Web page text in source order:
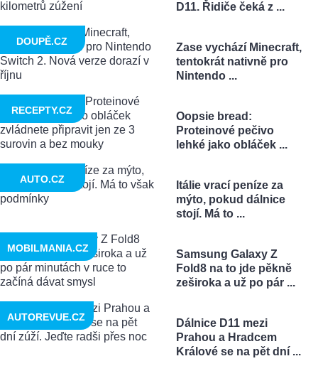
D11. Řidiče čeká z ...
Zase vychází Minecraft,
tentokrát nativně pro
Nintendo ...
DOUPĚ.CZ
Oopsie bread:
Proteinové pečivo
lehké jako obláček ...
RECEPTY.CZ
Itálie vrací peníze za
mýto, pokud dálnice
stojí. Má to ...
AUTO.CZ
Samsung Galaxy Z
Fold8 na to jde pěkně
zeširoka a už po pár ...
MOBILMANIA.CZ
Dálnice D11 mezi
Prahou a Hradcem
Králové se na pět dní ...
AUTOREVUE.CZ